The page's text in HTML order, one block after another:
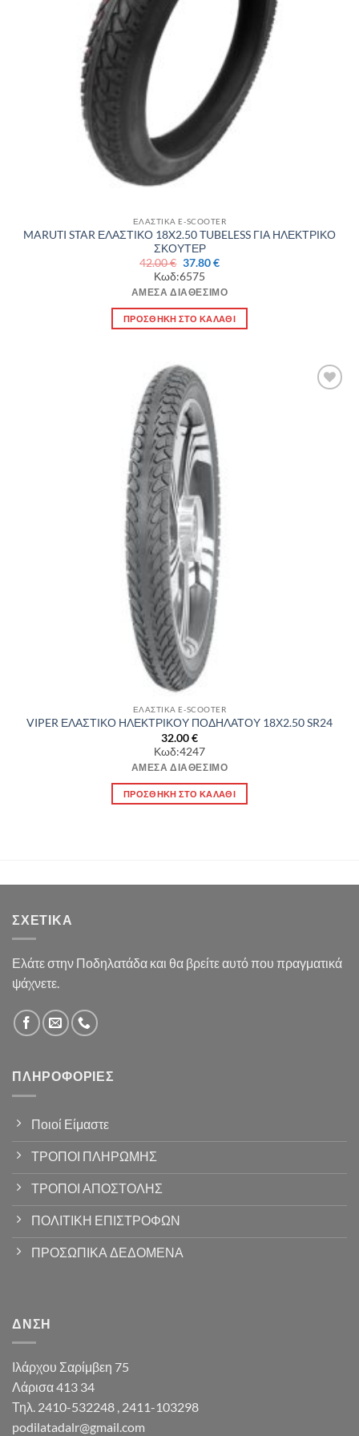
ΕΛΑΣΤΙΚΑ E-SCOOTER
MARUTI STAR ΕΛΑΣΤΙΚΟ 18X2.50 TUBELESS ΓΙΑ ΗΛΕΚΤΡΙΚΟ
ΣΚΟΥΤΕΡ
42.00€ Original
price
was:
42.00 €.
37.80€Η
είναι:
Κωδ:6575
ΆΜΕΣΑ ΔΙΑΘΈΣΙΜΟ
ΠΡΟΣΘΉΚΗ ΣΤΟ ΚΑΛΆΘΙ
ΕΛΑΣΤΙΚΑ E-SCOOTER
VIPER ΕΛΑΣΤΙΚΟ ΗΛΕΚΤΡΙΚΟΥ ΠΟΔΗΛΑΤΟΥ 18Χ2.50 SR24
32.00€
Κωδ:4247
ΆΜΕΣΑ ΔΙΑΘΈΣΙΜΟ
ΠΡΟΣΘΉΚΗ ΣΤΟ ΚΑΛΆΘΙ
ΣΧΕΤΙΚΆ
Ελάτε στην Ποδηλατάδα και θα βρείτε αυτό που πραγματικά
ψάχνετε.
ΠΛΗΡΟΦΟΡΊΕΣ
Ποιοί Είμαστε
ΤΡΟΠΟΙ ΠΛΗΡΩΜΗΣ
ΤΡΟΠΟΙ ΑΠΟΣΤΟΛΗΣ
ΠΟΛΙΤΙΚΗ ΕΠΙΣΤΡΟΦΩΝ
ΠΡΟΣΩΠΙΚΑ ΔΕΔΟΜΕΝΑ
ΔΝΣΗ
Ιλάρχου Σαρίμβεη 75
Λάρισα 413 34
Τηλ. 2410-532248 , 2411-103298
podilatadalr@gmail.com